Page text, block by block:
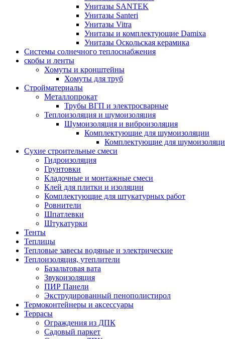
Унитазы SANTEK
Унитазы Santeri
Унитазы Vitra
Унитазы и комплектующие Damixa
Унитазы Оскольская керамика
Системы солнечного теплоснабжения
скобы и ленты
Хомуты и кронштейны
Хомуты для труб
Стройматериалы
Металлопрокат
Трубы ВГП и электросварные
Теплоизоляция и шумоизоляция
Шумоизоляция и виброизоляция
Комплектующие для шумоизоляции
Комплектующие для
Сухие строительные смеси
Гидроизоляция
Грунтовки
Кладочные и монтажные смеси
Клей для плитки и изоляции
Комплектующие для штукатурных работ
Ровнители
Шпатлевки
Штукатурки
Тенты
Теплицы
Тепловые завесы водяные и электрические
Теплоизоляция, утеплители
Базальтовая вата
Звукоизоляция
ПИР Панели
Экструдированный пенополистирол
Термоконтейнеры и аксессуары
Террасы
Ограждения из ДПК
Садовый паркет